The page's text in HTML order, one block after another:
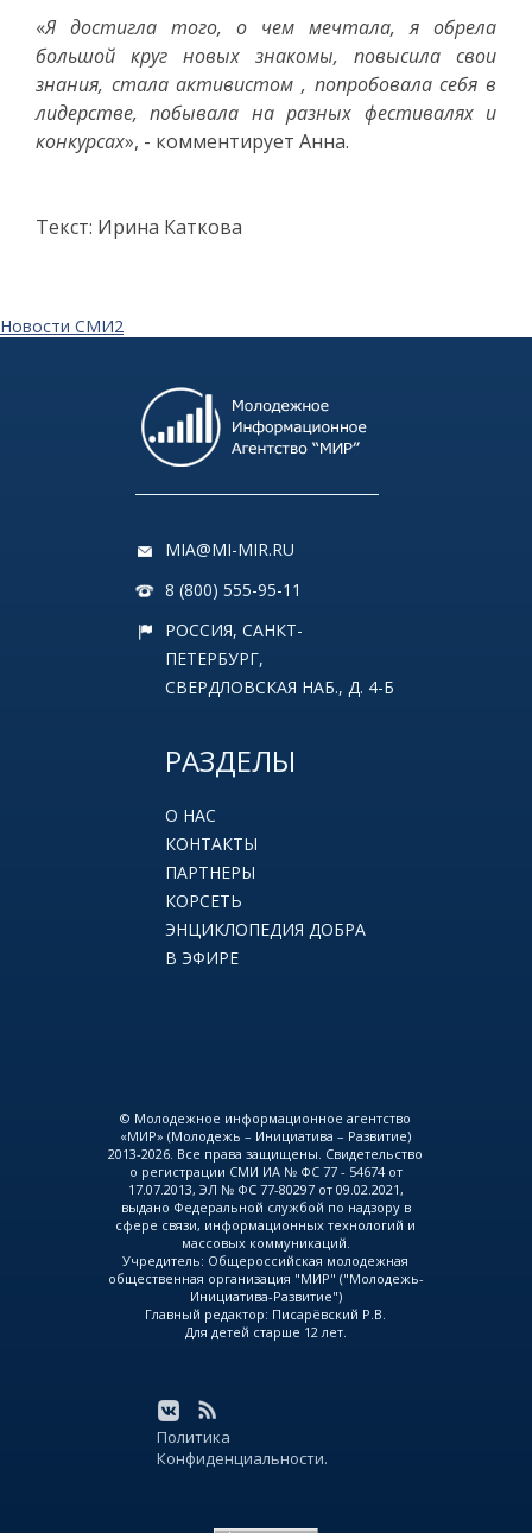
«Я достигла того, о чем мечтала, я обрела
большой круг новых знакомы, повысила свои
знания, стала активистом , попробовала себя в
лидерстве, побывала на разных фестивалях и
конкурсах», - комментирует Анна.
Текст: Ирина Каткова
Новости СМИ2
MIA@MI-MIR.RU
8 (800) 555-95-11
РОССИЯ, САНКТ-
ПЕТЕРБУРГ,
СВЕРДЛОВСКАЯ НАБ., Д. 4-Б
РАЗДЕЛЫ
О НАС
КОНТАКТЫ
ПАРТНЕРЫ
КОРСЕТЬ
ЭНЦИКЛОПЕДИЯ ДОБРА
В ЭФИРЕ
© Молодежное информационное агентство
«МИР» (Молодежь – Инициатива – Развитие)
2013-2026. Все права защищены. Свидетельство
о регистрации СМИ ИА № ФС 77 - 54674 от
17.07.2013, ЭЛ № ФС 77-80297 от 09.02.2021,
выдано Федеральной службой по надзору в
сфере связи, информационных технологий и
массовых коммуникаций.
Учредитель: Общероссийская молодежная
общественная организация "МИР" ("Молодежь-
Инициатива-Развитие")
Главный редактор: Писарёвский Р.В.
Для детей старше 12 лет.
Политика
Конфиденциальности.